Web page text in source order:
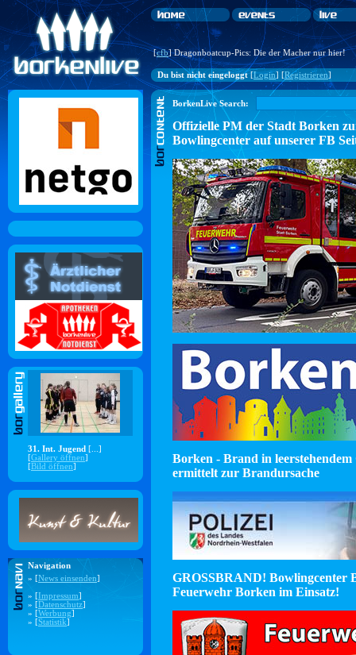
[cfb] Dragonboatcup-Pics: Die der Macher nur hier!
Du bist nicht eingeloggt[Login] [Registrieren]
31. Int. Jugend [...]
[Gallery öffnen]
[Bild öffnen]
Navigation
» [News einsenden]
» [Impressum]
» [Datenschutz]
» [Werbung]
» [Statistik]
BorkenLive Search:
Offizielle PM der Stadt Borken
Bowlingcenter auf unserer FB
Borken - Brand in leerstehendem
ermittelt zur Brandursache
GROSSBRAND! Bowlingcenter
Feuerwehr Borken im Einsatz!